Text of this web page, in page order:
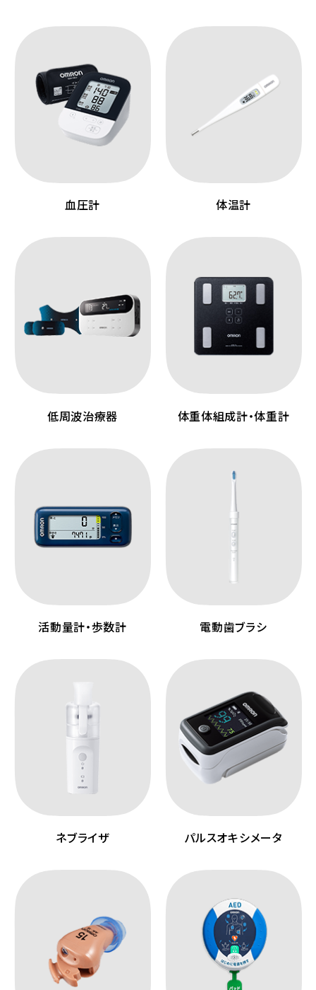
血圧計 体温計
低周波治療器 体重体組成計・体重計
活動量計・歩数計 電動歯ブラシ
ネブライザ パルスオキシメータ